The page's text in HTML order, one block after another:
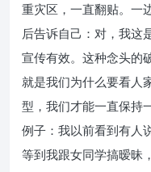
重灾区，一直翻贴。一
后告诉自己：对，我这
宣传有效。这种念头的
就是我们为什么要看人
型，我们才能一直保持
例子：我以前看到有人
等到我跟女同学搞暧昧